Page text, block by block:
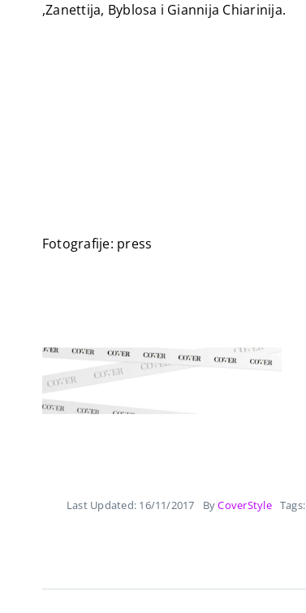
,Zanettija, Byblosa i Giannija Chiarinija.
Fotografije: press
Last Updated: 16/11/2017 ByCoverStyle Tags: